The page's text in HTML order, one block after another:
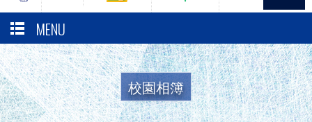
MENU
校園相簿